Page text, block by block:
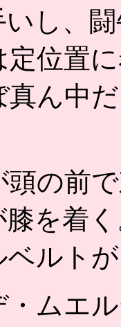
いし、
位置
ん中
の前
を着
ベルト
ムエ